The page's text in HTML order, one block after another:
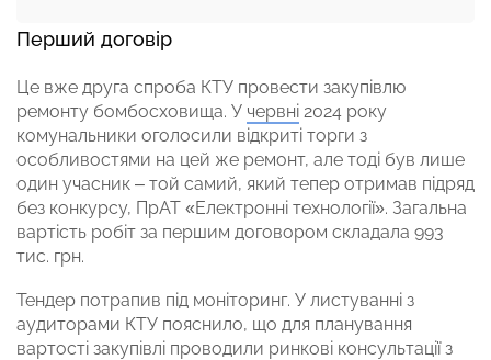
Перший договір
Це вже друга спроба КТУ провести закупівлю
ремонту бомбосховища. У червні 2024 року
комунальники оголосили відкриті торги з
особливостями на цей же ремонт, але тоді був лише
один учасник – той самий, який тепер отримав підряд
без конкурсу, ПрАТ «Електронні технології». Загальна
вартість робіт за першим договором складала 993
тис. грн.
Тендер потрапив під моніторинг. У листуванні з
аудиторами КТУ пояснило, що для планування
вартості закупівлі проводили ринкові консультації з